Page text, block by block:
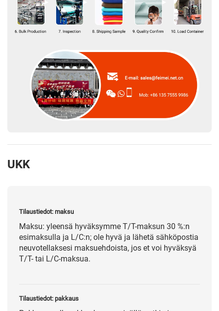
UKK
Tilaustiedot: maksu
Maksu: yleensä hyväksymme T/T-maksun 30 %:n
esimaksulla ja L/C:n; ole hyvä ja lähetä sähköpostia
neuvotellaksesi maksuehdoista, jos et voi hyväksyä
T/T- tai L/C-maksua.
Tilaustiedot: pakkaus